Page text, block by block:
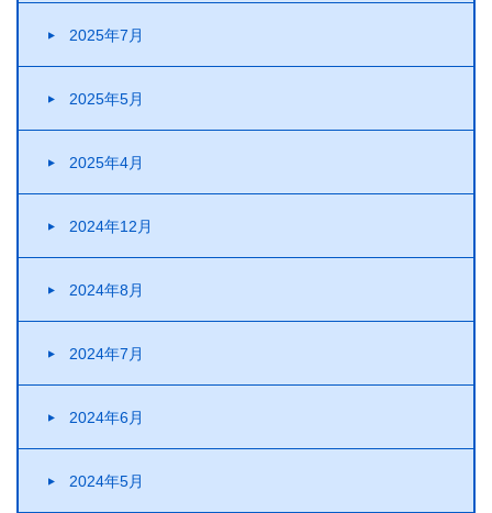
2025年7月
2025年5月
2025年4月
2024年12月
2024年8月
2024年7月
2024年6月
2024年5月